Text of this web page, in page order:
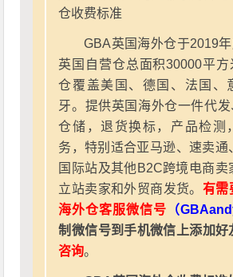
仓收费标准
GBA英国海外仓于2019
英国自营仓总面积30000平
仓覆盖美国、德国、法国、
牙。提供英国海外仓一件代
仓储，退货换标，产品检测
务，特别适合亚马逊、速卖通
国际站及其他B2C跨境电商卖
立站卖家和外贸商发货。 有需
海外仓客服微信号 （
制微信号到手机微信上添加
咨询。